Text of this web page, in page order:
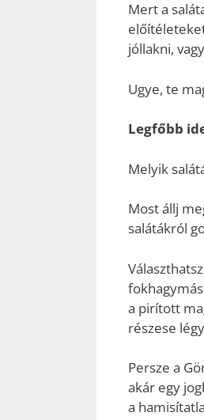
Mert a
jóllakni,
Ugye, te
Legfőbb
Melyik
Most állj
salátákról
a pirított
részese
Persze a
akár egy
a